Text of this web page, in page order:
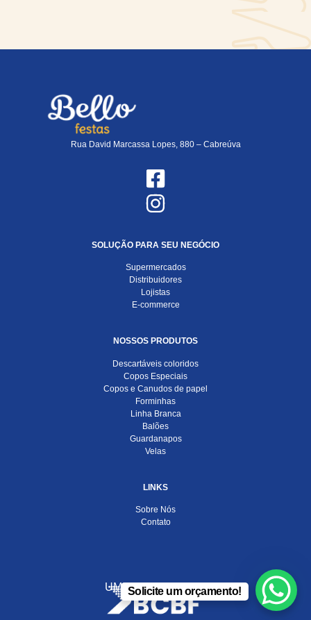
Rua David Marcassa Lopes, 880 – Cabreúva
SOLUÇÃO PARA SEU NEGÓCIO
Supermercados
Distribuidores
Lojistas
E-commerce
NOSSOS PRODUTOS
Descartáveis coloridos
Copos Especiais
Copos e Canudos de papel
Forminhas
Linha Branca
Balões
Guardanapos
Velas
LINKS
Sobre Nós
Contato
UMA EMPRESA DO
Solicite um orçamento!